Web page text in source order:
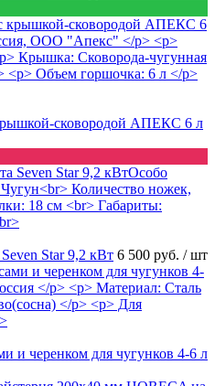
сковородой АПЕКС 6 л
Star 9,2 кВт 6 500 руб. / шт
и черенком для чугунков 4-6 л